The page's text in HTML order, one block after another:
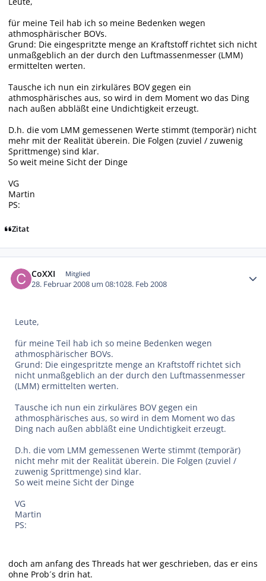
für meine Teil hab ich so meine Bedenken wegen
athmosphärischer BOVs.
Grund: Die eingespritzte menge an Kraftstoff richtet sich nicht
unmaßgeblich an der durch den Luftmassenmesser (LMM)
ermittelten werten.
Tausche ich nun ein zirkuläres BOV gegen ein
athmosphärisches aus, so wird in dem Moment wo das Ding
nach außen abbläßt eine Undichtigkeit erzeugt.
D.h. die vom LMM gemessenen Werte stimmt (temporär) nicht
mehr mit der Realität überein. Die Folgen (zuviel / zuwenig
Sprittmenge) sind klar.
So weit meine Sicht der Dinge
VG
Martin
PS:
Zitat
CoXXI Mitglied
28. Februar 2008 um 08:1028. Feb 2008
Leute,
für meine Teil hab ich so meine Bedenken wegen
athmosphärischer BOVs.
Grund: Die eingespritzte menge an Kraftstoff richtet sich
nicht unmaßgeblich an der durch den Luftmassenmesser
(LMM) ermittelten werten.
Tausche ich nun ein zirkuläres BOV gegen ein
athmosphärisches aus, so wird in dem Moment wo das
Ding nach außen abbläßt eine Undichtigkeit erzeugt.
D.h. die vom LMM gemessenen Werte stimmt (temporär)
nicht mehr mit der Realität überein. Die Folgen (zuviel /
zuwenig Sprittmenge) sind klar.
So weit meine Sicht der Dinge
VG
Martin
PS:
doch am anfang des Threads hat wer geschrieben, das er eins
ohne Prob´s drin hat.